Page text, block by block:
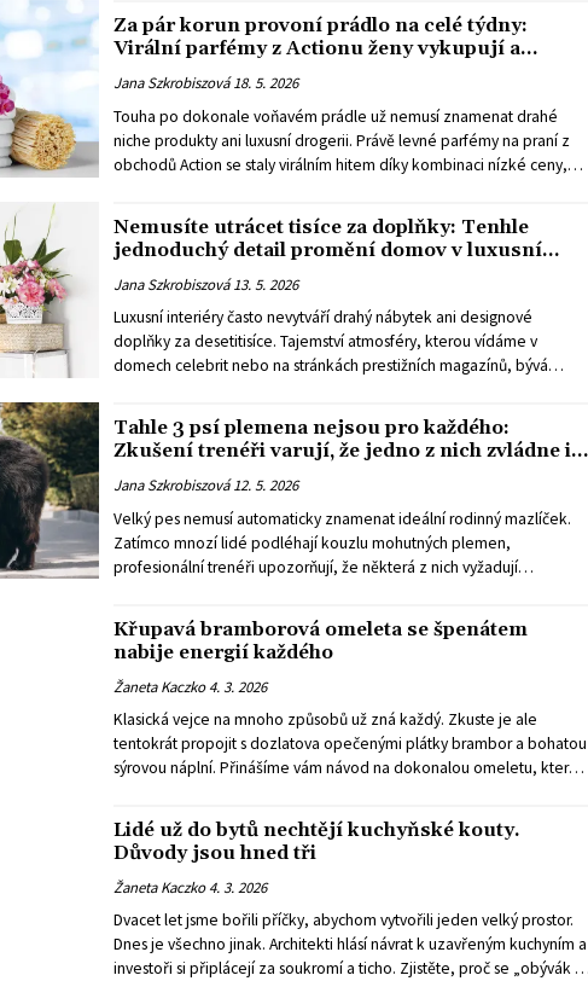
mohou dostat děti a zvířata.
Za pár korun provoní prádlo na celé týdny:
Virální parfémy z Actionu ženy vykupují a
domácnost voní jako luxusní hotel
Jana Szkrobiszová 18. 5. 2026
Touha po dokonale voňavém prádle už nemusí znamenat drahé
niche produkty ani luxusní drogerii. Právě levné parfémy na praní z
obchodů Action se staly virálním hitem díky kombinaci nízké ceny,
Nemusíte utrácet tisíce za doplňky: Tenhle
jednoduchý detail promění domov v luxusní
interiér plný elegance
Jana Szkrobiszová 13. 5. 2026
Luxusní interiéry často nevytváří drahý nábytek ani designové
doplňky za desetitisíce. Tajemství atmosféry, kterou vídáme v
domech celebrit nebo na stránkách prestižních magazínů, bývá
Tahle 3 psí plemena nejsou pro každého:
Zkušení trenéři varují, že jedno z nich zvládne i
smečku vlků
Jana Szkrobiszová 12. 5. 2026
Velký pes nemusí automaticky znamenat ideální rodinný mazlíček.
Zatímco mnozí lidé podléhají kouzlu mohutných plemen,
profesionální trenéři upozorňují, že některá z nich vyžadují
jednoduše nabídnout nedokáže.
Křupavá bramborová omeleta se špenátem
nabije energií každého
Žaneta Kaczko 4. 3. 2026
Klasická vejce na mnoho způsobů už zná každý. Zkuste je ale
tentokrát propojit s dozlatova opečenými plátky brambor a bohatou
sýrovou náplní. Přinášíme vám návod na dokonalou omeletu, kterou
Lidé už do bytů nechtějí kuchyňské kouty.
Důvody jsou hned tři
Žaneta Kaczko 4. 3. 2026
Dvacet let jsme bořili příčky, abychom vytvořili jeden velký prostor.
Dnes je všechno jinak. Architekti hlásí návrat k uzavřeným kuchyním a
investoři si připlácejí za soukromí a ticho. Zjistěte, proč se „obývák s